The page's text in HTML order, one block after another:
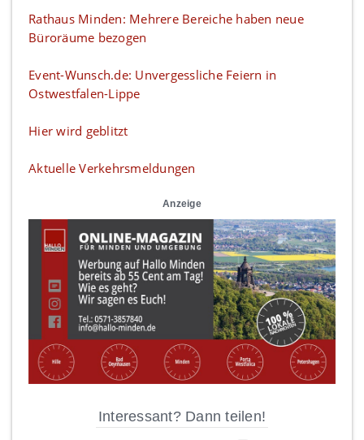
Rathaus Minden: Mehrere Bereiche haben neue
Büroräume bezogen
Event-Wunsch.de: Unvergessliche Feiern in
Ostwestfalen-Lippe
Hier wird geblitzt
Aktuelle Verkehrsmeldungen
Anzeige
Interessant? Dann teilen!